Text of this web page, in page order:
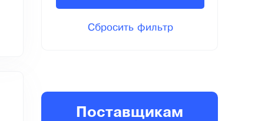
Сбросить фильтр
Поставщикам